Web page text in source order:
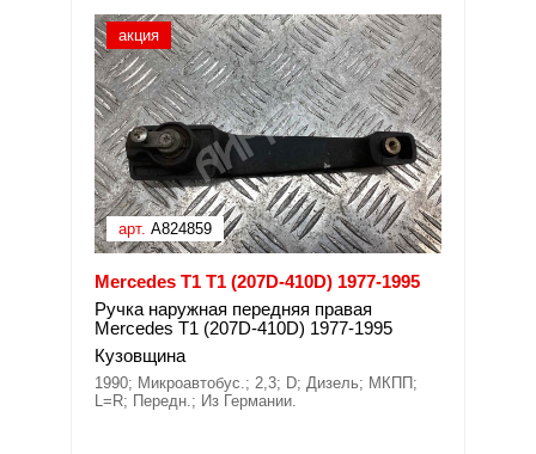
акция
арт. A824859
Mercedes T1 T1 (207D-410D) 1977-1995
Ручка наружная передняя правая
Mercedes T1 (207D-410D) 1977-1995
Кузовщина
1990; Микроавтобус.; 2,3; D; Дизель; МКПП;
L=R; Передн.; Из Германии.